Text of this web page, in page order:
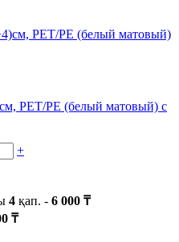
PET/PE (белый матовый) с
+
4 қап. - 6 000 ₸
₸